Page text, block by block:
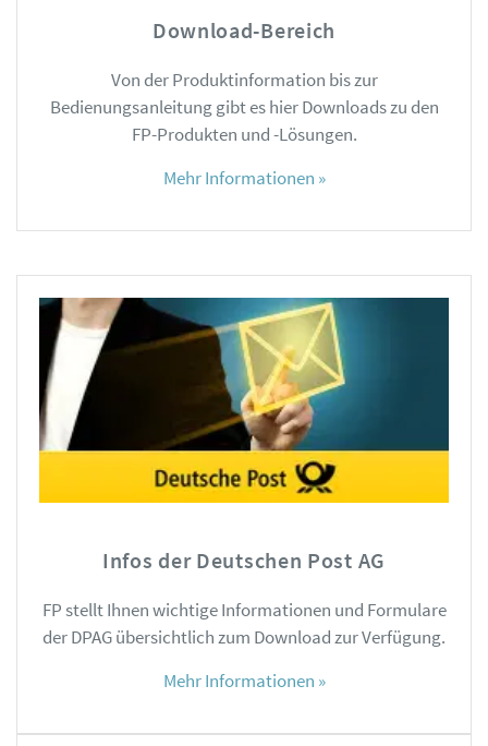
Download-Bereich
Von der Produktinformation bis zur
Bedienungsanleitung gibt es hier Downloads zu den
FP-Produkten und -Lösungen.
Mehr Informationen »
Infos der Deutschen Post AG
FP stellt Ihnen wichtige Informationen und Formulare
der DPAG übersichtlich zum Download zur Verfügung.
Mehr Informationen »